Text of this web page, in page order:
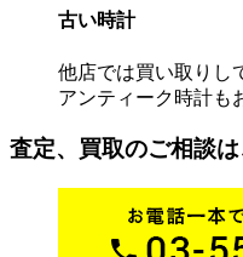
古い時計
他店では買い取りし
アンティーク時計も
査定、買取のご相談は